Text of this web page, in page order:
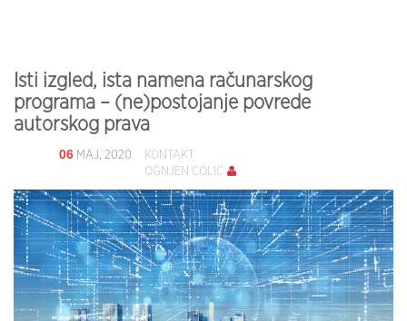
Isti izgled, ista namena računarskog
programa – (ne)postojanje povrede
autorskog prava
06 MAJ, 2020
KONTAKT
OGNJEN COLIĆ